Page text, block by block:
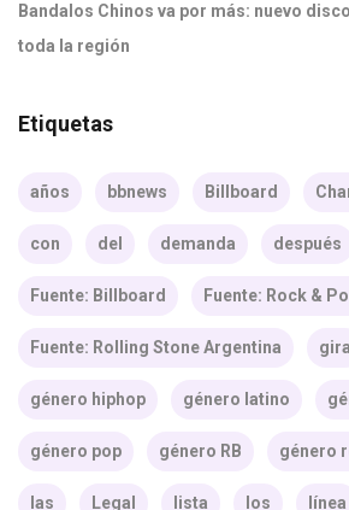
Bandalos Chinos va por más: nuevo
toda la región
Etiquetas
años bbnews Billboard
con del demanda después
Fuente: Billboard Fuente: Rock &
Fuente: Rolling Stone Argentina gira
género hiphop género latino
género pop género RB género
las Legal lista los línea